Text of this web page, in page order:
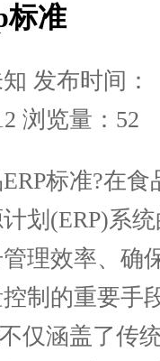
标准
发布时间：
浏览量：52
标准?在食
划(ERP)系
理效率、确
制的重要手
仅涵盖了传